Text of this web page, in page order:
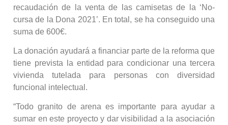
recaudación de la venta de las camisetas de la ‘No-
cursa de la Dona 2021’. En total, se ha conseguido una
suma de 600€.
La donación ayudará a financiar parte de la reforma que
tiene prevista la entidad para condicionar una tercera
vivienda tutelada para personas con diversidad
funcional intelectual.
“Todo granito de arena es importante para ayudar a
sumar en este proyecto y dar visibilidad a la asociación